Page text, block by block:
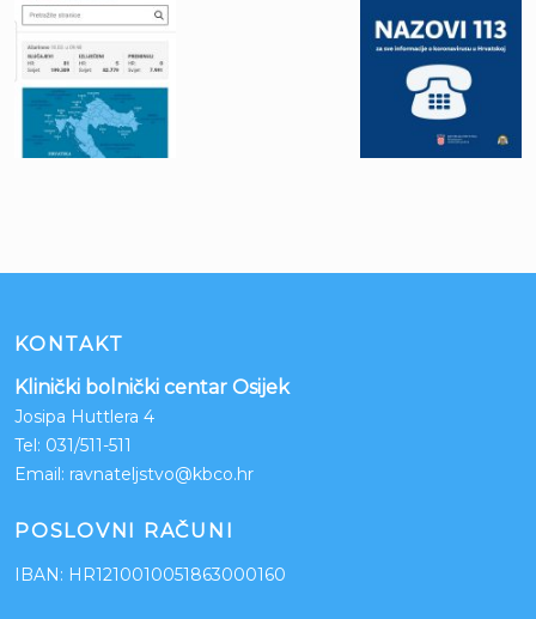
KONTAKT
Klinički bolnički centar Osijek
Josipa Huttlera 4
Tel: 031/511-511
Email: ravnateljstvo@kbco.hr
POSLOVNI RAČUNI
IBAN: HR1210010051863000160